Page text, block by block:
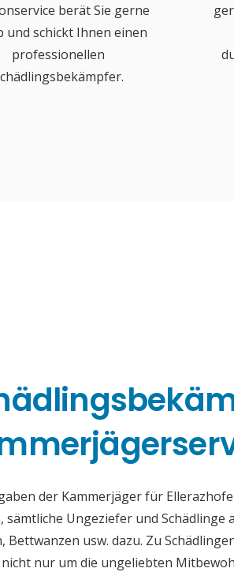
berät Sie gerne
und schickt Ihnen einen
professionellen
der Kammerjäger für
sämtliche Ungeziefer und
Bettwanzen usw. dazu. Zu
nicht nur um die ungeliebten